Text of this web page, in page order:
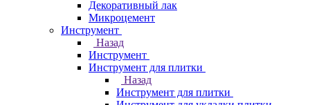
Декоративный лак
Микроцемент
Инструмент
Назад
Инструмент
Инструмент для плитки
Назад
Инструмент для плитки